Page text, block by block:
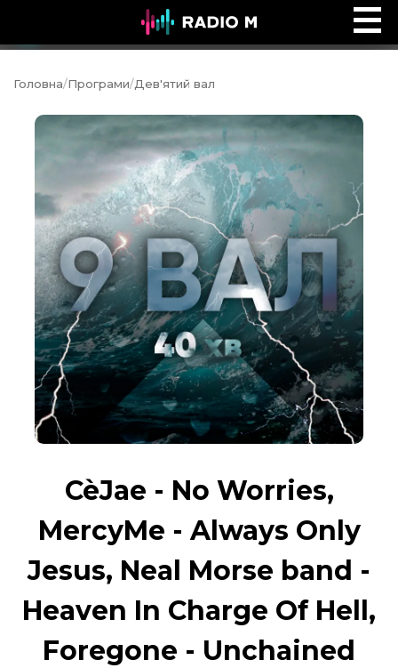
Music Ocean
Головна/Програми/Дев'ятий вал
CèJae - No Worries,
MercyMe - Always Only
Jesus, Neal Morse band -
Heaven In Charge Of Hell,
Foregone - Unchained